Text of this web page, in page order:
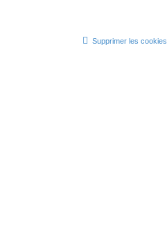
Supprimer les cookies